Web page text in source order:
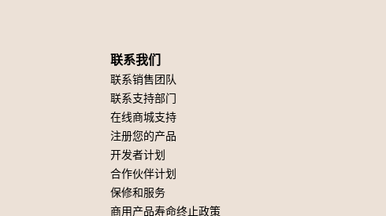
联系我们
联系销售团队
联系支持部门
在线商城支持
注册您的产品
开发者计划
合作伙伴计划
保修和服务
商用产品寿命终止政策